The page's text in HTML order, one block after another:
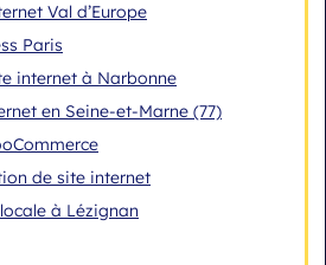
Val d’Europe
Paris
internet à Narbonne
en Seine-et-Marne (77)
de site internet
à Lézignan